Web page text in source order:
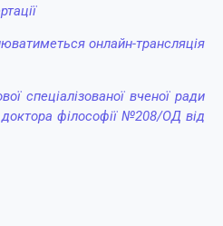
онлайн-трансляція
спеціалізованої вченої ради
філософії №208/ОД від